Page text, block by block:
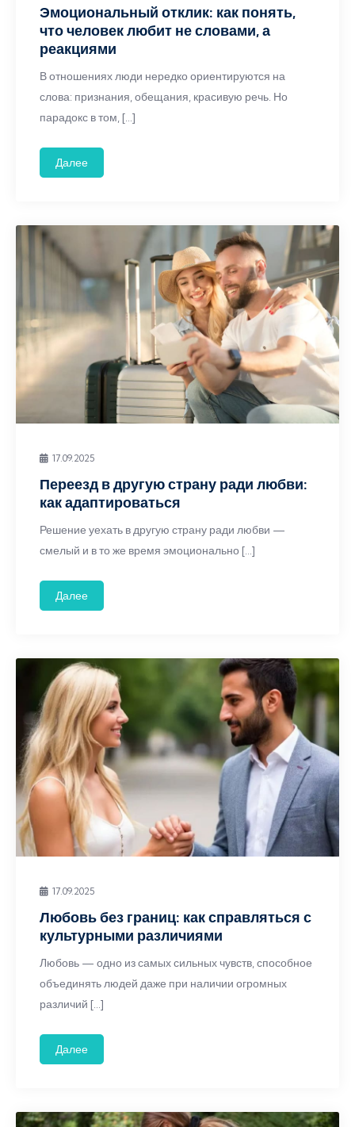
Эмоциональный отклик: как понять,
что человек любит не словами, а
реакциями
В отношениях люди нередко ориентируются на
слова: признания, обещания, красивую речь. Но
парадокс в том, […]
Далее
17.09.2025
Переезд в другую страну ради любви:
как адаптироваться
Решение уехать в другую страну ради любви —
смелый и в то же время эмоционально […]
Далее
17.09.2025
Любовь без границ: как справляться с
культурными различиями
Любовь — одно из самых сильных чувств, способное
объединять людей даже при наличии огромных
различий […]
Далее